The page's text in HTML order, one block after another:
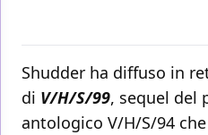
Shudder ha diffuso in
di V/H/S/99, sequel del
antologico V/H/S/94